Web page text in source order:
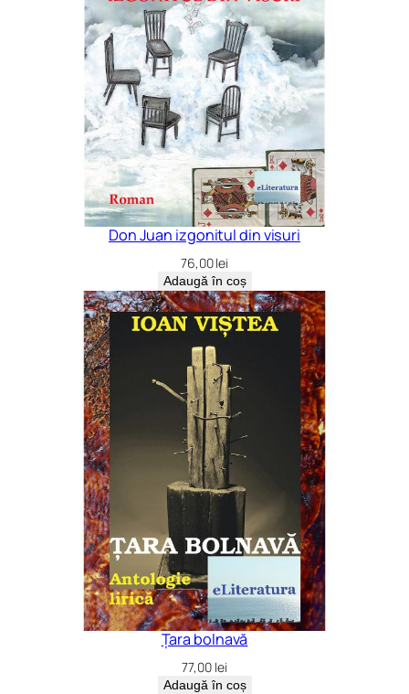
Don Juan izgonitul din visuri
76,00lei
Adaugă în coș
Țara bolnavă
77,00 lei
Adaugă în coș